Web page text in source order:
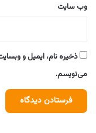
وب‌ سایت
ذخیره نام، ایمیل و
می‌نویسم.